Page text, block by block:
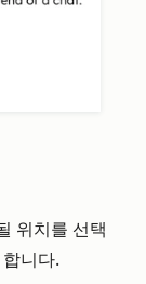
위치를 선택
니다.